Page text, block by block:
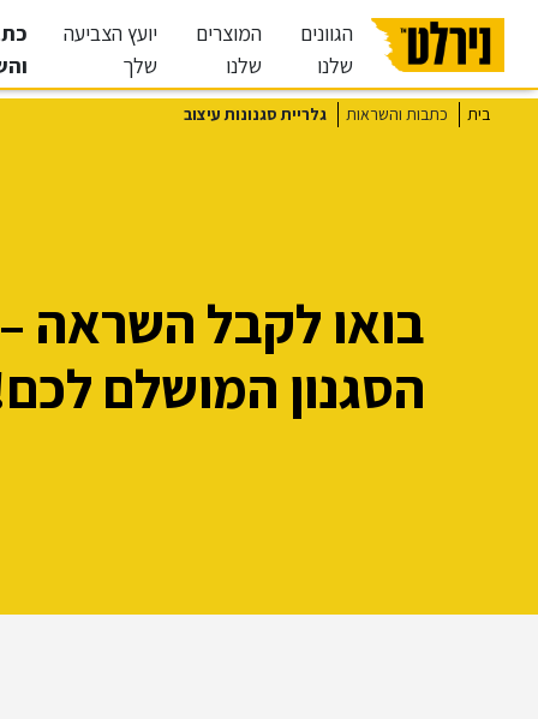
הגוונים
שלנו
המוצרים
שלנו
יועץ הצביעה
שלך
בית כתבות והשראות גלריית סגנונות עיצוב
בואו לקבל השראה
הסגנון המושלם